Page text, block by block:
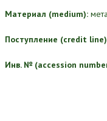
Материал (medium):
Поступление (credit
Инв. № (accession